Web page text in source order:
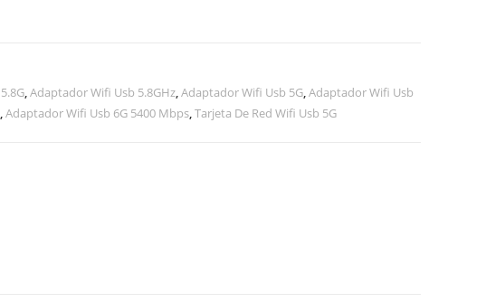
,Adaptador Wifi Usb 5.8GHz,Adaptador Wifi Usb 5G,Adaptador Wifi Usb
,Adaptador Wifi Usb 6G 5400 Mbps,Tarjeta De Red Wifi Usb 5G